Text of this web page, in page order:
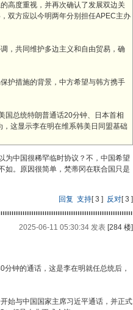
高度重视，并再次确认了发展双边关
双方应以今明两年分别担任APEC主办
，共同维护多边主义和自由贸易，确
护措施的背景，中方希望与韩方携手
国总统特朗普通话20分钟、日本首相
这显示李在明在维系韩美日同盟基础
为中国很稀罕临时协议？不，中国希望
如。原因很简单，梵蒂冈在联合国只是
回复 支持[3 ] 反对[3 ]
2025-06-11 05:30:34 发表[284 楼]
钟的通话，这是李在明就任总统后，
始与中国国家主席习近平通话，并正式